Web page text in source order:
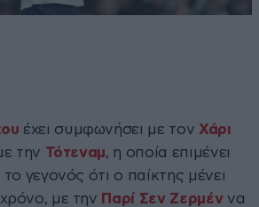
έχει συμφωνήσει με τον Χάρι
την Τότεναμ, η οποία επιμένει
γεγονός ότι ο παίκτης μένει
με την Παρί Σεν Ζερμέννα